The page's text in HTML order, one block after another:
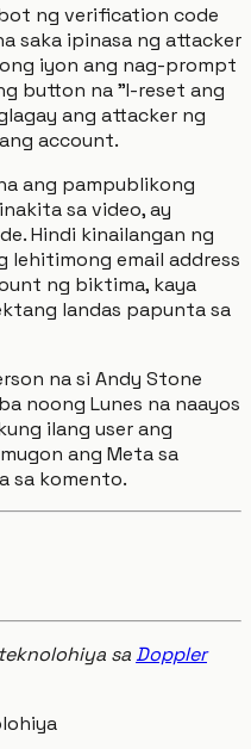
ng verification code
saka ipinasa ng attacker
iyon ang nag-prompt
button na "I-reset ang
ang attacker ng
account.
ang pampublikong
sa video, ay
Hindi kinailangan ng
lehitimong email address
ng biktima, kaya
landas papunta sa
na si Andy Stone
noong Lunes na naayos
ilang user ang
ang Meta sa
sa komento.
saDoppler